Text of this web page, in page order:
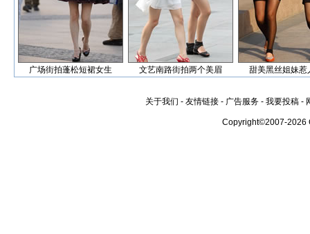
广场街拍蓬松短裙女生 文艺南路街拍两个美眉 甜美黑丝姐妹惹
关于我们 - 友情链接 - 广告服务 - 我要投稿 -
Copyright©2007-2026